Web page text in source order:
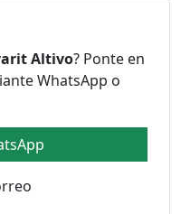
Altivo? Ponte en
WhatsApp o